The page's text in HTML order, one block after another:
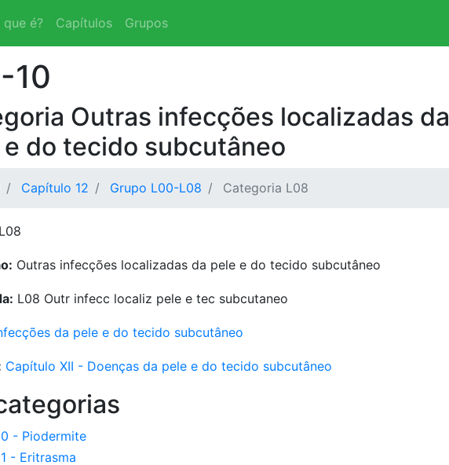
que é? Capítulos Grupos
10
Outras infecções localizadas da
do tecido subcutâneo
Capítulo 12 Grupo L00-L08 Categoria L08
L08
Outras infecções localizadas da pele e do tecido subcutâneo
L08 Outr infecc localiz pele e tec subcutaneo
da pele e do tecido subcutâneo
Capítulo XII - Doenças da pele e do tecido subcutâneo
- Piodermite
- Eritrasma